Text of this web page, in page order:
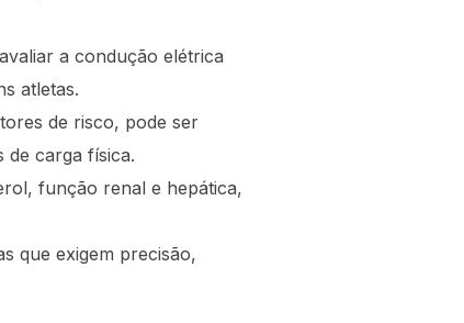
a condução elétrica
atletas.
de risco, pode ser
de carga física.
função renal e hepática,
que exigem precisão,